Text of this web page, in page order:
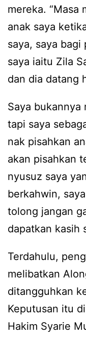
mereka. “Masa
anak saya
saya, saya
saya iaitu Zila
dan dia datang
Saya bukannya
tapi saya
nak pisahkan
akan pisahkan
nyusuz saya
berkahwin,
tolong jangan
dapatkan kasih
Terdahulu,
melibatkan
ditangguhkan
Keputusan itu
Hakim Syarie